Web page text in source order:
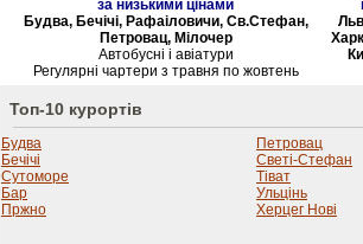
за низькими цінами
Будва, Бечічі, Рафаіловичи, Св.Стефан,
Петровац, Мілочер
Автобусні і авіатури
Регулярні чартери з травня по жовтень
Топ-10 курортів
Будва
Бечічі
Сутоморе
Бар
Пржно
Петровац
Светі-Стефан
Тіват
Ульцінь
Херцег Нові